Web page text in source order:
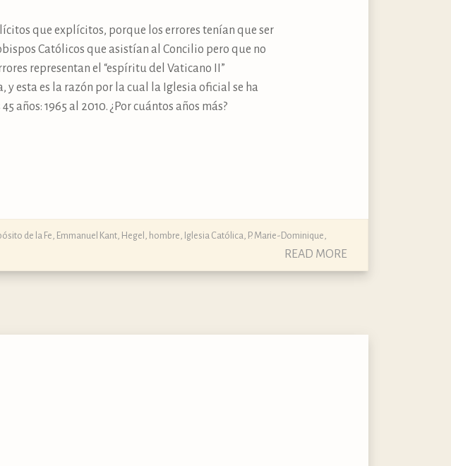
que explícitos, porque los errores tenían que ser
Católicos que asistían al Concilio pero que no
representan el “espíritu del Vaticano II”
esta es la razón por la cual la Iglesia oficial se ha
1965 al 2010. ¿Por cuántos años más?
de la Fe, Emmanuel Kant, Hegel , hombre, Iglesia Católica, P. Marie-Dominique,
READ MORE